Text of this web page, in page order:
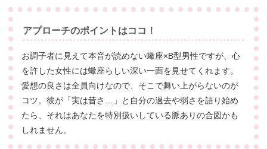
アプローチのポイントはココ！
お調子者に見えて本音が読めない蠍座×B型男性ですが、心
を許した女性には蠍座らしい深い一面を見せてくれます。
愛想の良さは全員向けなので、そこで舞い上がらないのが
コツ。彼が「実は昔さ…」と自分の過去や弱さを語り始め
たら、それはあなたを特別扱いしている脈ありの合図かも
しれません。